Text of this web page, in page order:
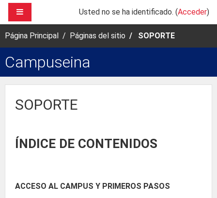
Salta al contenido principal
Usted no se ha identificado. (Acceder)
Página Principal Páginas del sitio SOPORTE
Campuseina
SOPORTE
ÍNDICE DE CONTENIDOS
ACCESO AL CAMPUS Y PRIMEROS PASOS